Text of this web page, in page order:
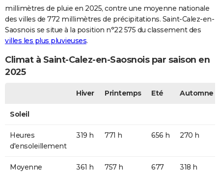
millimètres de pluie en 2025, contre une moyenne nationale
des villes de 772 millimètres de précipitations. Saint-Calez-en-
Saosnois se situe à la position n°22 575 du classement des
villes les plus pluvieuses.
Climat à Saint-Calez-en-Saosnois par saison en
2025
Hiver Printemps Eté Automne
Soleil
Heures
d'ensoleillement
319 h 771 h 656 h 270 h
Moyenne
361 h 757 h
677
318 h